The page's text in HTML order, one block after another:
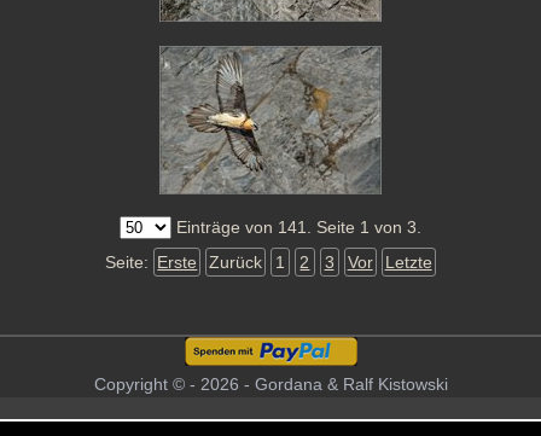
Einträge von 141. Seite 1 von 3.
Seite: Erste Zurück 1 2 3 Vor Letzte
Copyright © - 2026 - Gordana & Ralf Kistowski